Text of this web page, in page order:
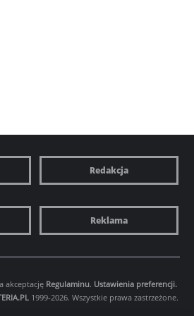
Redakcja
Reklama
akceptację Regulaminu. Ustawienia preferencji.
1999-2026. Wszystkie prawa zastrzeżone.